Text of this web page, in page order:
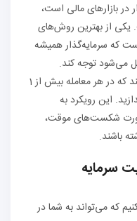
در بازارهای مالی است،
از بهترین روش‌های
که سرمایه‌گذار همیشه
می‌شود توجه کند.
بسیاری از کارشناسان مالی توصیه می‌کنند که در هر معامله بیش از 1
این رویکرد به
شکست‌های موقت،
باشند.
سرمایه
که می‌تواند به شما در